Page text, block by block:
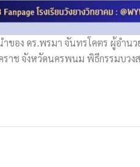
ของ ดร.พรมา จันทรโคตร ผู้อำ
ราช จังหวัดนครพนม พิธีกรรมบ